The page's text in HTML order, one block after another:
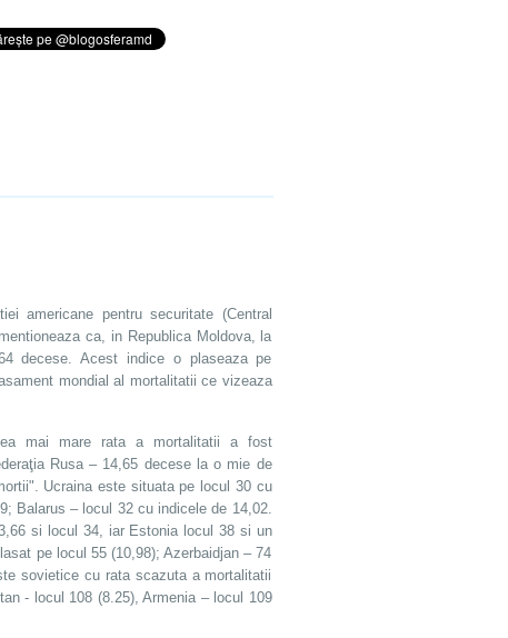
americane pentru securitate (Central
ca, in Republica Moldova, la
decese. Acest indice o plaseaza pe
mondial al mortalitatii ce vizeaza
mai mare rata a mortalitatii a fost
Rusa – 14,65 decese la o mie de
Ucraina este situata pe locul 30 cu
Balarus – locul 32 cu indicele de 14,02.
si locul 34, iar Estonia locul 38 si un
pe locul 55 (10,98); Azerbaidjan – 74
sovietice cu rata scazuta a mortalitatii
- locul 108 (8.25), Armenia – locul 109